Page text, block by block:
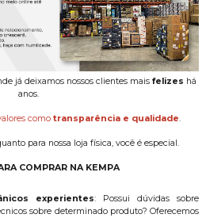
já deixamos nossos clientes mais felizes há
anos.
comotransparência e qualidade.
para nossa loja física, você é especial.
COMPRAR NA KEMPA
experientes: Possui dúvidas sobre
sobre determinado produto? Oferecemos